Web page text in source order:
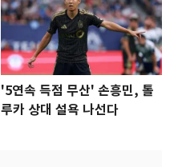
'5연속 득점 무산' 손흥민, 톨
루카 상대 설욕 나선다